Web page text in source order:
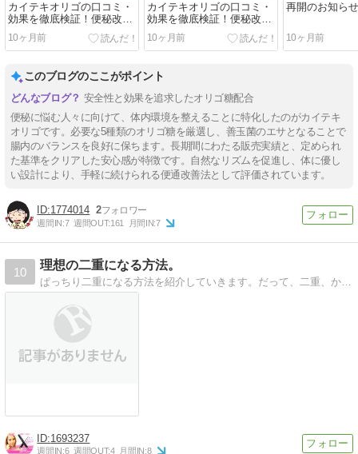
カイテキオリゴの口コミ・
効果を徹底検証！便秘改善
に本当に効くのか体験者の
声で解説
10ヶ月前
カイテキオリゴの口コミ・
効果を徹底検証！便秘改善
に本当に効くのか体験者の
声で解説
10ヶ月前
再開のお知らせ
10ヶ月前
このブログのここがポイント
安全性と効果を追求したオリゴ糖配合
便秘に悩む人々に向けて、体内環境を整えることに特化したのがカイテキ
オリゴです。必要な5種類のオリゴ糖を厳選し、善玉菌のエサとなることで
腸内のバランスを良好に保ちます。長期間にわたる販売実績と、定められ
た基準をクリアした安心感が特徴です。自然なリズムを促進し、体に優し
い設計により、手軽に続けられる便通改善法として評価されています。
1774014 2
週間IN:7 週間OUT:161 月間IN:7
10
理想の二重になる方法。
ぱっちり二重になる方法を紹介していきます。だって、二重、かわいいじゃないですか。
1693237
週間IN:6 週間OUT:4 月間IN:8